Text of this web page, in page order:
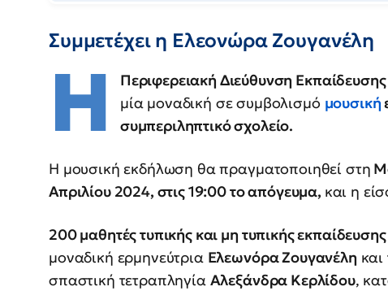
Συμμετέχει η Ελεονώρα Ζουγανέλη
Η Περιφερειακή Διεύθυνση
μία μοναδική σε συμβολισμό μουσική
συμπεριληπτικό σχολείο.
Η μουσική εκδήλωση θα πραγματοποιηθεί στη
Απριλίου 2024, στις 19:00 το απόγευμα, και η
200 μαθητές τυπικής και μη τυπικής εκπαίδευσης
μοναδική ερμηνεύτρια Ελεωνόρα Ζουγανέλη
σπαστική τετραπληγία Αλεξάνδρα Κερλίδου,